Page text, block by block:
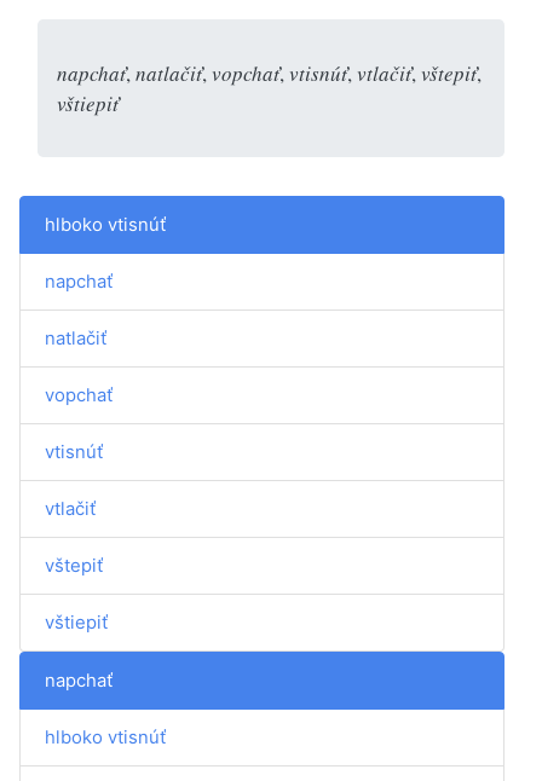
napchať, natlačiť, vopchať, vtisnúť, vtlačiť, vštepiť,
vštiepiť
hlboko vtisnúť
napchať
natlačiť
vopchať
vtisnúť
vtlačiť
vštepiť
vštiepiť
napchať
hlboko vtisnúť